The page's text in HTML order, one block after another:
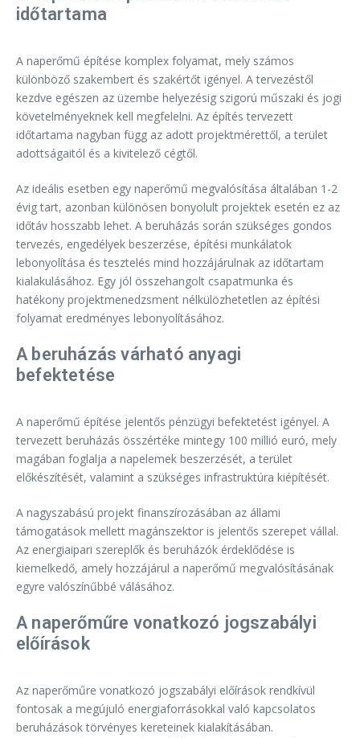
időtartama
A naperőmű építése komplex folyamat, mely számos
különböző szakembert és szakértőt igényel. A tervezéstől
kezdve egészen az üzembe helyezésig szigorú műszaki és jogi
követelményeknek kell megfelelni. Az építés tervezett
időtartama nagyban függ az adott projektmérettől, a terület
adottságaitól és a kivitelező cégtől.
Az ideális esetben egy naperőmű megvalósítása általában 1-2
évig tart, azonban különösen bonyolult projektek esetén ez az
időtáv hosszabb lehet. A beruházás során szükséges gondos
tervezés, engedélyek beszerzése, építési munkálatok
lebonyolítása és tesztelés mind hozzájárulnak az időtartam
kialakulásához. Egy jól összehangolt csapatmunka és
hatékony projektmenedzsment nélkülözhetetlen az építési
folyamat eredményes lebonyolításához.
A beruházás várható anyagi
befektetése
A naperőmű építése jelentős pénzügyi befektetést igényel. A
tervezett beruházás összértéke mintegy 100 millió euró, mely
magában foglalja a napelemek beszerzését, a terület
előkészítését, valamint a szükséges infrastruktúra kiépítését.
A nagyszabású projekt finanszírozásában az állami
támogatások mellett magánszektor is jelentős szerepet vállal.
Az energiaipari szereplők és beruházók érdeklődése is
kiemelkedő, amely hozzájárul a naperőmű megvalósításának
egyre valószínűbbé válásához.
A naperőműre vonatkozó jogszabályi
előírások
Az naperőműre vonatkozó jogszabályi előírások rendkívül
fontosak a megújuló energiaforrásokkal való kapcsolatos
beruházások törvényes kereteinek kialakításában.